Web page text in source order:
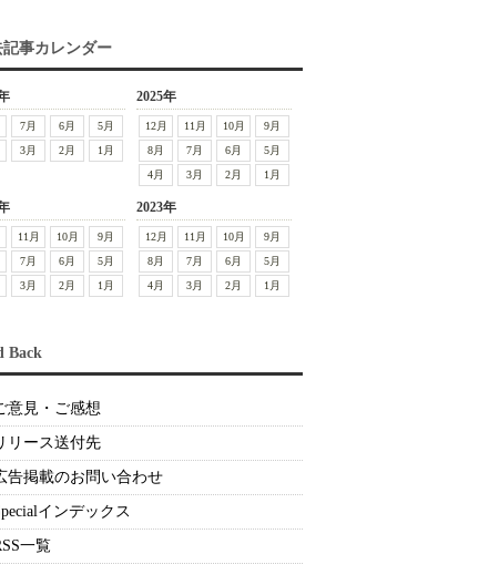
記事カレンダー
7月 6月
5月
3月 2月 1月
2025年
12月 11月 10月
9月
8月
7月 6月
5月
4月
3月 2月 1月
11月 10月
9月
7月 6月
5月
3月 2月 1月
2023年
12月 11月 10月
9月
8月
7月 6月
5月
4月
3月 2月 1月
Back
意見・ご感想
リース送付先
告掲載のお問い合わせ
インデックス
一覧